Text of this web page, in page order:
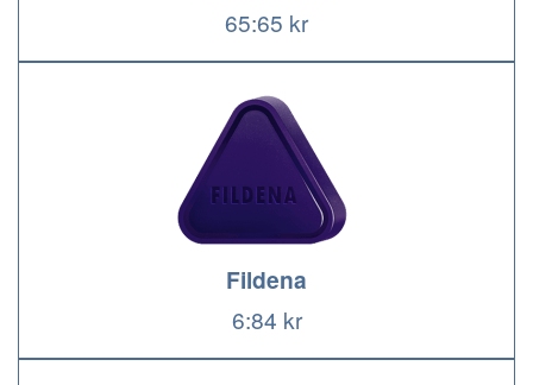
65:65 kr
Fildena
6:84 kr